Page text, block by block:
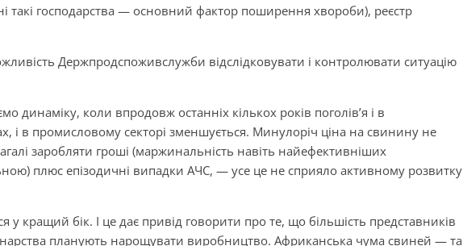
такі господарства — основний фактор поширення хвороби), реєстр
Держпродспоживслужби відслідковувати і контролювати ситуацію
динаміку, коли впродовж останніх кількох років поголів’я і в
і в промисловому секторі зменшується. Минулоріч ціна на свинину не
заробляти гроші (маржинальність навіть найефективніших
плюс епізодичні випадки АЧС, — усе це не сприяло активному розвитку
у кращий бік. І це дає привід говорити про те, що більшість представників
планують нарощувати виробництво. Африканська чума свиней — та